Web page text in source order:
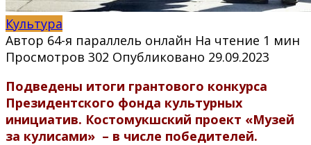
Культура
Автор 64-я параллель онлайн На чтение 1 мин
Просмотров 302 Опубликовано 29.09.2023
Подведены итоги грантового конкурса
Президентского фонда культурных
инициатив. Костомукшский проект «Музей
за кулисами» – в числе победителей.